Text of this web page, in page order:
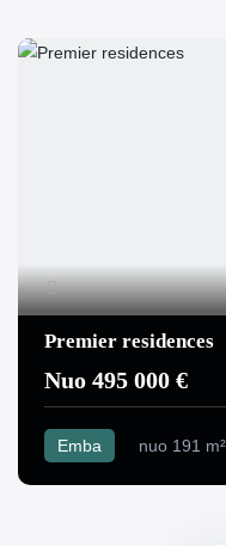
Premier residences
Nuo 495 000 €
Emba nuo 191 m²